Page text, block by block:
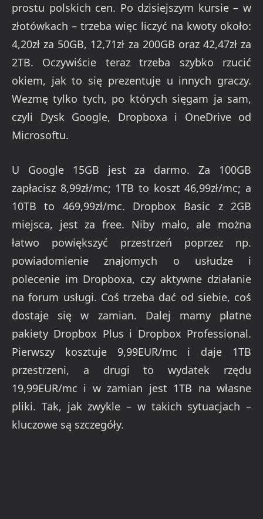
prostu polskich cen. Po dzisiejszym kursie – w
złotówkach – trzeba więc liczyć na kwoty około:
4,20zł za 50GB, 12,71zł za 200GB oraz 42,47zł za
2TB. Oczywiście teraz trzeba szybko rzucić
okiem, jak to się prezentuje u innych graczy.
Wezmę tylko tych, po których sięgam ja sam,
czyli Dysk Google, Dropboxa i OneDrive od
Microsoftu.
U Google 15GB jest za darmo. Za 100GB
zapłacisz 8,99zł/mc; 1TB to koszt 46,99zł/mc; a
10TB to 469,99zł/mc. Dropbox Basic z 2GB
miejsca, jest za free. Niby mało, ale można
łatwo powiększyć przestrzeń poprzez np.
powiadomienie znajomych o usłudze i
polecenie im Dropboxa, czy aktywne działanie
na forum usługi. Coś trzeba dać od siebie, coś
dostaje się w zamian. Dalej mamy płatne
pakiety Dropbox Plus i Dropbox Professional.
Pierwszy kosztuje 9,99EUR/mc i daje 1TB
przestrzeni, a drugi to wydatek rzędu
19,99EUR/mc i w zamian jest 1TB na własne
pliki. Tak, jak zwykle – w takich sytuacjach –
kluczowe są szczegóły.